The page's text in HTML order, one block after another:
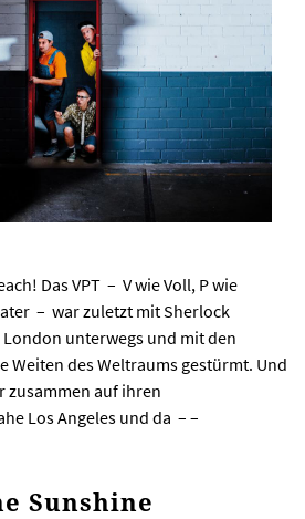
KULTUREN
FOTOS
KONTAKT
Newsletter
Ticktes kaufen
Kontakt
Das VPT – V wie Voll, P wie
– war zuletzt mit Sherlock
unterwegs und mit den
Weiten des Weltraums gestürmt. Und
zusammen auf ihren
Los Angeles und da – –
Sunshine